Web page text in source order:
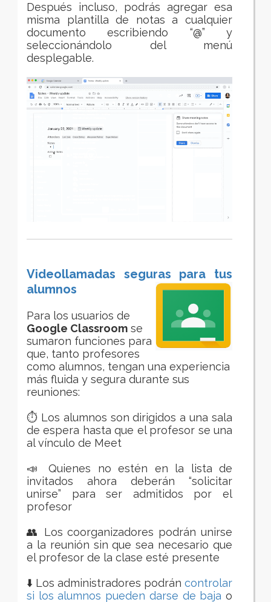
Después incluso, podrás agregar esa
misma plantilla de notas a cualquier
documento escribiendo “@” y
seleccionándolo del menú
desplegable.
Videollamadas seguras para tus
alumnos
Para los usuarios de
Google Classroom se
sumaron funciones para
que, tanto profesores
como alumnos, tengan una experiencia
más fluida y segura durante sus
reuniones:
⏱️ Los alumnos son dirigidos a una sala
de espera hasta que el profesor se una
al vínculo de Meet
📣 Quienes no estén en la lista de
invitados ahora deberán “solicitar
unirse” para ser admitidos por el
profesor
👥 Los coorganizadores podrán unirse
a la reunión sin que sea necesario que
el profesor de la clase esté presente
⬇️ Los administradores podrán controlar
si los alumnos pueden darse de baja o